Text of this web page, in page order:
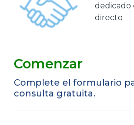
dedicado
directo
Comenzar
Complete el formulario
consulta gratuita.